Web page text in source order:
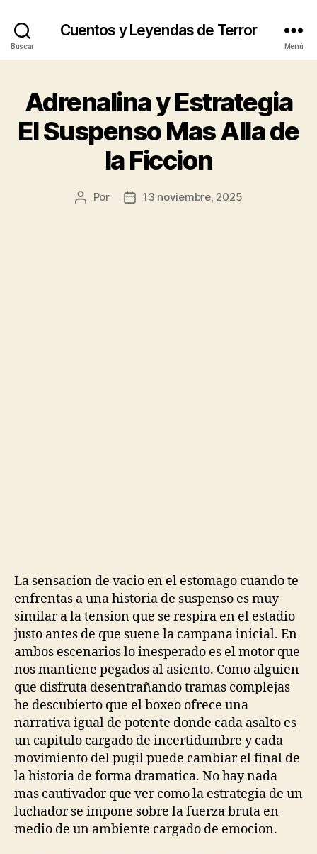
Buscar
Cuentos y Leyendas de Terror
Menú
Adrenalina y Estrategia
El Suspenso Mas Alla de
la Ficcion
Autor
Por
Fecha13 noviembre, 2025
La sensacion de vacio en el estomago cuando te
enfrentas a una historia de suspenso es muy
similar a la tension que se respira en el estadio
justo antes de que suene la campana inicial. En
ambos escenarios lo inesperado es el motor que
nos mantiene pegados al asiento. Como alguien
que disfruta desentrañando tramas complejas
he descubierto que el boxeo ofrece una
narrativa igual de potente donde cada asalto es
un capitulo cargado de incertidumbre y cada
movimiento del pugil puede cambiar el final de
la historia de forma dramatica. No hay nada
mas cautivador que ver como la estrategia de un
luchador se impone sobre la fuerza bruta en
medio de un ambiente cargado de emocion.